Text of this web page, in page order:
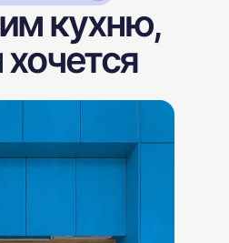
кухню,